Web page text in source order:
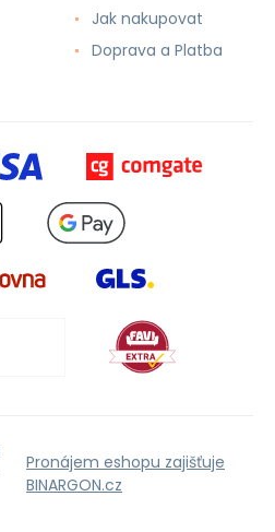
Jak nakupovat
Doprava a Platba
Pronájem eshopu zajišťuje
BINARGON.cz